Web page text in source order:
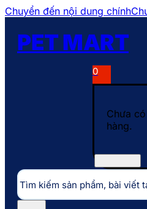
Chuyển đến nội dung chính
PET MART
Tìm
kiếm
0
Chưa
hàng.